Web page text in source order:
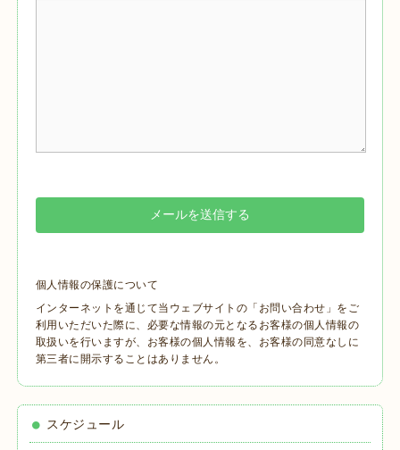
個人情報の保護について
インターネットを通じて当ウェブサイトの「お問い合わせ」をご
利用いただいた際に、必要な情報の元となるお客様の個人情報の
取扱いを行いますが、お客様の個人情報を、お客様の同意なしに
第三者に開示することはありません。
スケジュール